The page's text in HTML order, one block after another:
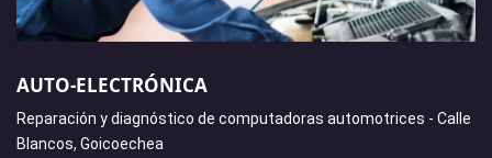
AUTO-ELECTRÓNICA
Reparación y diagnóstico de computadoras automotrices - Calle
Blancos, Goicoechea